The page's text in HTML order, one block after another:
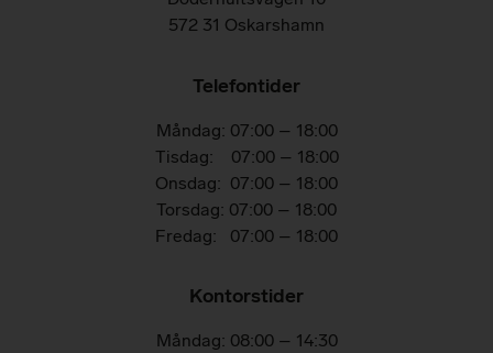
572 31 Oskarshamn
Telefontider
Måndag: 07:00 – 18:00
Tisdag: 07:00 – 18:00
Onsdag: 07:00 – 18:00
Torsdag: 07:00 – 18:00
Fredag: 07:00 – 18:00
Kontorstider
Måndag: 08:00 – 14:30